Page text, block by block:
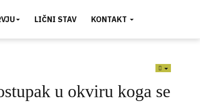
LIČNI STAV KONTAKT
EMPTY
u okviru koga se